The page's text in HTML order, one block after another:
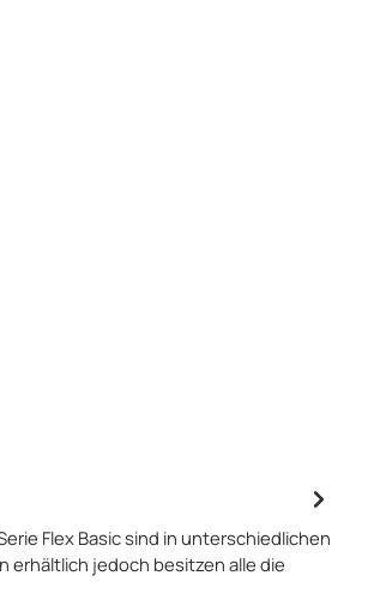
Flex Basic sind in unterschiedlichen
erhältlich jedoch besitzen alle die